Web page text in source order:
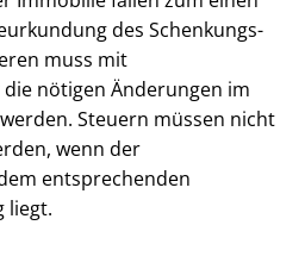
des Schen­kungs­
muss mit
nötigen Änderungen im
Steuern müssen nicht
wenn der
entsprechenden
liegt.